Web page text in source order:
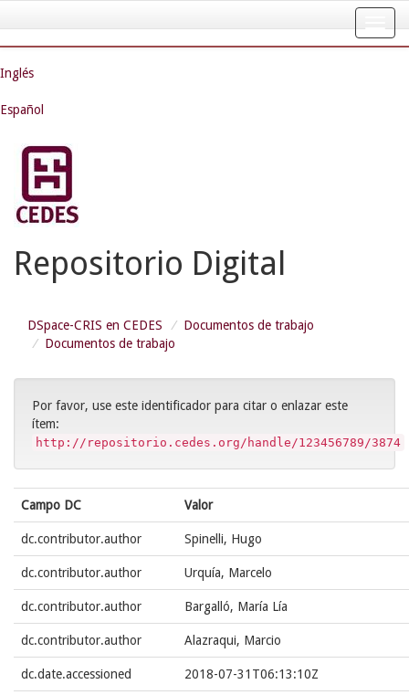
navigation
Inglés
Español
Repositorio Digital
DSpace-CRIS en CEDES
Documentos de trabajo
Documentos de trabajo
Por favor, use este identificador para citar o enlazar este
ítem:
http://repositorio.cedes.org/handle/123456789/3874
Campo DC Valor
dc.contributor.author Spinelli, Hugo
dc.contributor.author Urquía, Marcelo
dc.contributor.author Bargalló, María Lía
dc.contributor.author Alazraqui, Marcio
dc.date.accessioned 2018-07-31T06:13:10Z